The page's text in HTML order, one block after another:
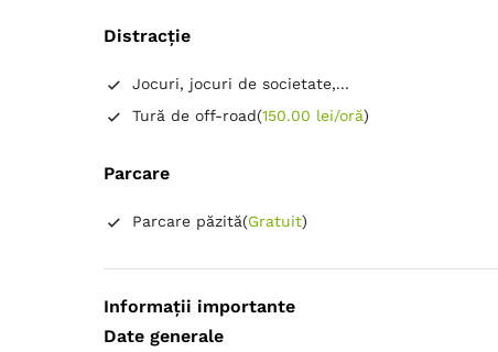
Articole de toaletă gratuite
Papuci de casă
Distracție
Jocuri, jocuri de societate,...
Tură de off-road(150.00 lei/oră)
Parcare
Parcare păzită(Gratuit)
Informații importante
Date generale